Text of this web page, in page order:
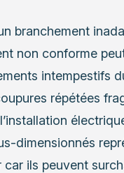
branchement
non conforme
intempestifs
répétées
dimensionnés
car ils peuvent